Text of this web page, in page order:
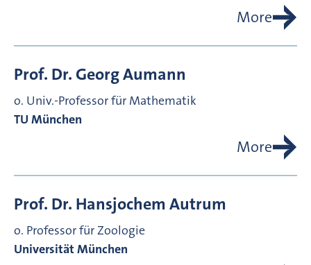
More
Prof. Dr.GeorgAumann
o. Univ.-Professor für Mathematik
TU München
More
Prof. Dr. HansjochemAutrum
o. Professor für Zoologie
Universität München